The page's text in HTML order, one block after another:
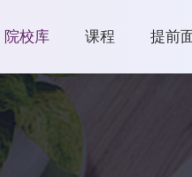
院校库 课程 提前